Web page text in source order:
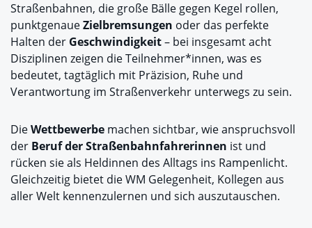
Straßenbahnen, die große Bälle gegen Kegel rollen,
punktgenaueZielbremsungen oder das perfekte
Halten der Geschwindigkeit– bei insgesamt acht
Disziplinen zeigen die Teilnehmer*innen, was es
bedeutet, tagtäglich mit Präzision, Ruhe und
Verantwortung im Straßenverkehr unterwegs zu sein.
DieWettbewerbe machen sichtbar, wie anspruchsvoll
der Beruf der Straßenbahnfahrerinnen ist und
rücken sie als Heldinnen des Alltags ins Rampenlicht.
Gleichzeitig bietet die WM Gelegenheit, Kollegen aus
aller Welt kennenzulernen und sich auszutauschen.